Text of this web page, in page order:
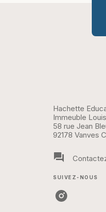
Hachette
Immeuble
58 rue Jean
92178 Vanves
question_answer
SUIVEZ-NOUS